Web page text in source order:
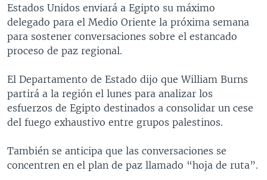
Salte
búsqueda
COLOMBIA
CHILE
ECUADOR
VENEZUELA
BRASIL
COSTA RICA
EL SALVADOR
HONDURAS
NICARAGUA
OTRAS SECCIONES
INMIGRACIÓN
MUNDO
ECONOMÍA
ENTRETENIMIENTO Y CULTURA
TECNOLOGÍA
DEPORTES
ESPECIALES DE LA VOA
UCRANIA
MULTIMEDIA
VIDEOS
FOTOGRAFÍA
AUDIOS
PROGRAMAS TV
EL MUNDO AL DÍA
FORO INTERAMERICANO
RADIO
AVANCE INFORMATIVO
DIRECT
Estados Unidos enviará a Egipto su máximo
delegado para el Medio Oriente la próxima semana
para sostener conversaciones sobre el estancado
proceso de paz regional.
El Departamento de Estado dijo que William Burns
partirá a la región el lunes para analizar los
esfuerzos de Egipto destinados a consolidar un cese
del fuego exhaustivo entre grupos palestinos.
También se anticipa que las conversaciones se
concentren en el plan de paz llamado “hoja de ruta”.